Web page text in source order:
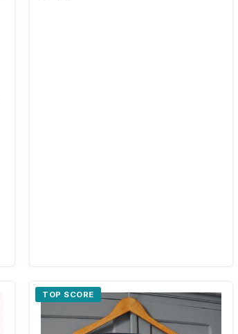
TOP SCORE